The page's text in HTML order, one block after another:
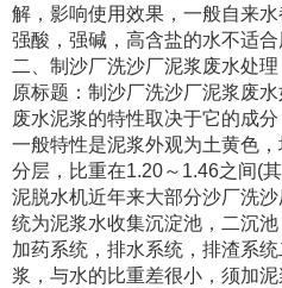
解，影响使用效果，一般自来
强酸，强碱，高含盐的水不适合
二、制沙厂洗沙厂泥浆废水处理
原标题：制沙厂洗沙厂泥浆废
废水泥浆的特性取决于它的成
一般特性是泥浆外观为土黄色
分层，比重在1.20～1.46之间(
泥脱水机近年来大部分沙厂洗
统为泥浆水收集沉淀池，二沉
加药系统，排水系统，排渣系
浆，与水的比重差很小，须加